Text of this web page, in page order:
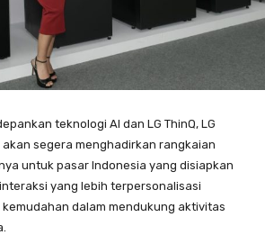
teknologi AI dan LG ThinQ, LG
segera menghadirkan rangkaian
untuk pasar Indonesia yang disiapkan
yang lebih terpersonalisasi
dalam mendukung aktivitas